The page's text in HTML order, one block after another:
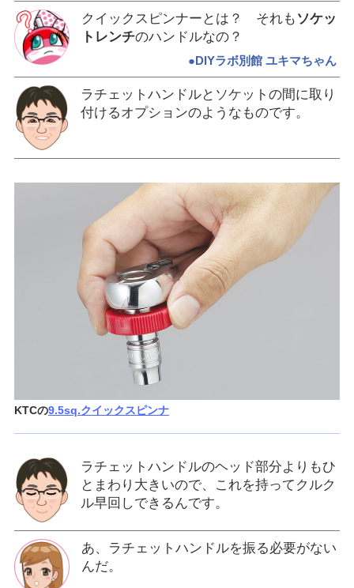
クイックスピンナーとは？ それも ソケッ
トレンチのハンドルなの？
●DIYラボ別館 ユキマちゃん
ラチェットハンドルとソケットの間に取り
付けるオプションのようなものです。
KTCの9.5sq.クイックスピンナ
ラチェットハンドルのヘッド部分よりもひ
とまわり大きいので、これを持ってクルク
ル早回しできるんです。
あ、ラチェットハンドルを振る必要がない
んだ。